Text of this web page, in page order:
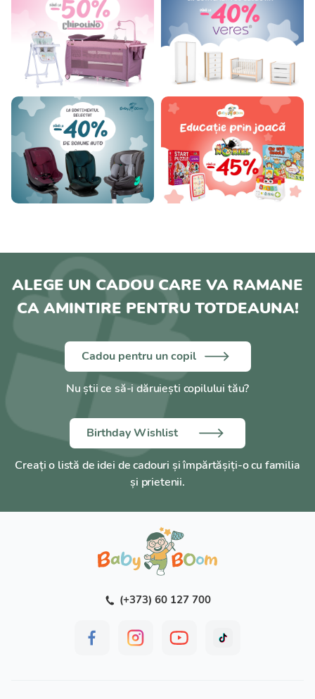
ALEGE UN CADOU CARE VA RAMANE
CA AMINTIRE PENTRU TOTDEAUNA!
Cadou pentru un copil
Nu știi ce să-i dăruiești copilului tău?
Birthday Wishlist
Creați o listă de idei de cadouri și împărtășiți-o cu familia
și prietenii.
(+373) 60 127 700